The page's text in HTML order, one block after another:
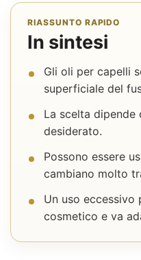
RIASSUNTO RAPIDO
In sintesi
Gli oli per capelli
superficiale del
La scelta
desiderato.
Possono essere
cambiano molto
Un uso
cosmetico e va